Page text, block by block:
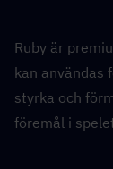
Ruby är
kan användas
styrka och
föremål i